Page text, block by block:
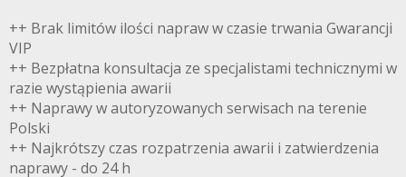
++ Brak limitów ilości napraw w czasie trwania Gwarancji
VIP
++ Bezpłatna konsultacja ze specjalistami technicznymi w
razie wystąpienia awarii
++ Naprawy w autoryzowanych serwisach na terenie
Polski
++ Najkrótszy czas rozpatrzenia awarii i zatwierdzenia
naprawy - do 24 h